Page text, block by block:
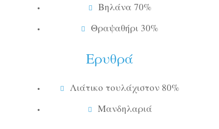
Βηλάνα 70%
Θραψαθήρι 30%
Ερυθρά
Λιάτικο τουλάχιστον 80%
Μανδηλαριά